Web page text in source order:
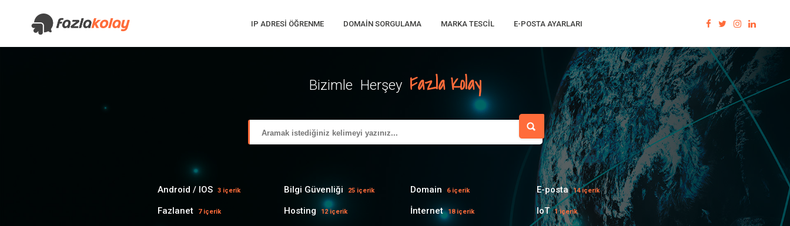
IP ADRESI ÖĞRENME DOMAIN SORGULAMA MARKA TESCIL E-POSTA AYARLARI
Bizimle Herşey Fazla Kolay
Android / IOS 3 içerik Bilgi Güvenliği 25 içerik Domain 6 içerik E-posta 14 içerik
Fazlanet 7 içerik Hosting 12 içerik İnternet 18 içerik IoT 1 içerik